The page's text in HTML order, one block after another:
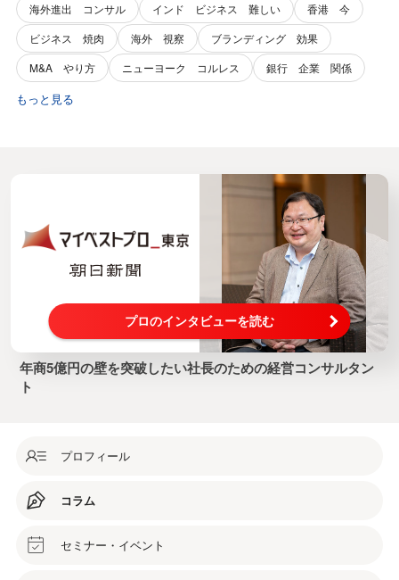
海外進出 コンサル
インド ビジネス 難しい
香港 今
ビジネス 焼肉
海外 視察
ブランディング 効果
M&A やり方
ニューヨーク コルレス 銀行 企業 関係
もっと見る
プロのインタビューを読む
年商5億円の壁を突破したい社長のための経営コンサルタン
ト
プロフィール
コラム
セミナー・イベント